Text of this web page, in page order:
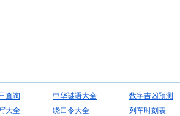
查询 中华谜语大全
数字吉凶预测
大全 绕口令大全
列车时刻表